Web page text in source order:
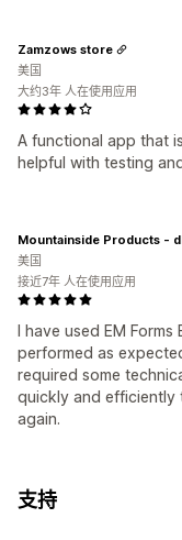
A functional app that
helpful with testing
Zamzows store
美国
大约3年 人在使用应用
I have used EM
performed as
required some
quickly and
again.
Mountainside Products -
美国
接近7年 人在使用应用
支持